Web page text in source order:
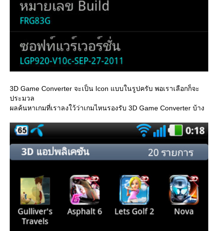
3D Game Converter จะเป็น Icon แบบในรูปครับ พอเราเลือกก็จะ
ประมวล
ผลค้นหาเกมที่เราลงใว้ว่าเกมไหนรองรับ 3D Game Converter บ้าง